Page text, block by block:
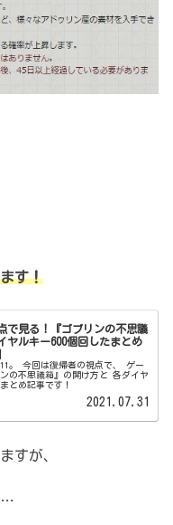
す！
で見る！『ゴブリンの不思議
ヤルキー600個回したまとめ
で、 ゲー
不思議箱』の開け方と 各ダイヤ
とめ記事です！
2021.07.31
すが、
…